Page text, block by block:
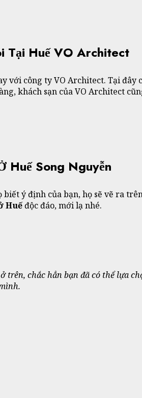
Tại Huế VO Architect
với công ty VO Architect. Tại
khách sạn của VO Architect
Huế Song Nguyễn
ý định của bạn, họ sẽ vẽ ra
Huếđộc đáo, mới lạ nhé.
trên, chắc hẳn bạn đã có thể lựa